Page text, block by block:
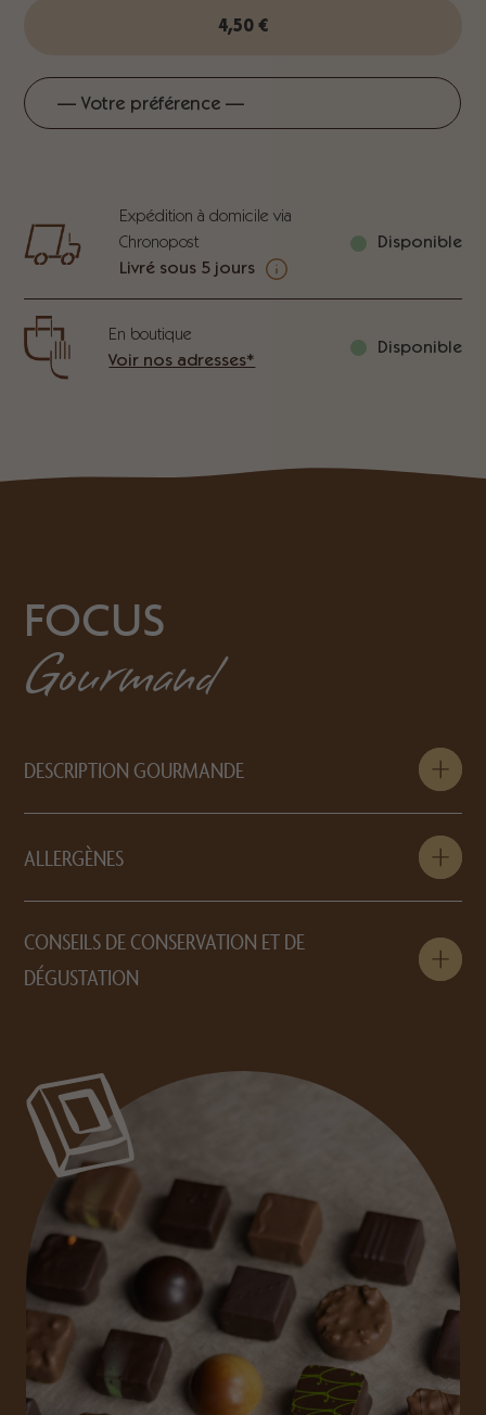
4,50 €
Expédition à domicile via
Chronopost
Livré sous 5 jours
Disponible
En boutique
Voir nos adresses*
Disponible
FOCUS
Gourmand
DESCRIPTION GOURMANDE
ALLERGÈNES
CONSEILS DE CONSERVATION ET DE
DÉGUSTATION